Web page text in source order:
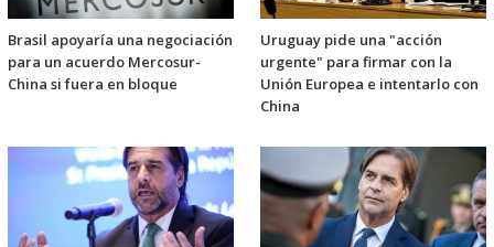
Brasil apoyaría una negociación
para un acuerdo Mercosur-
China si fuera en bloque
Uruguay pide una "acción
urgente" para firmar con la
Unión Europea e intentarlo con
China